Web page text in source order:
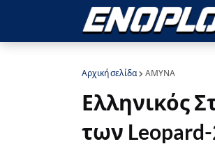
Αρχική σελίδα ΑΜΥΝΑ
Ελληνικός
των